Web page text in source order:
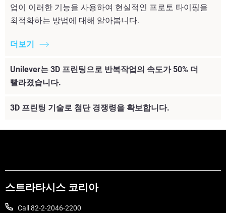
업이 이러한 기능을 사용하여 현실적인 프로토 타이핑을
최적화하는 방법에 대해 알아봅니다.
더보기
Unilever는 3D 프린팅으로 반복작업의 속도가 50% 더
빨라졌습니다.
3D 프린팅 기술로 첨단 경쟁령을 확보합니다.
스트라타시스 코리아
Call 82-2-2046-2200